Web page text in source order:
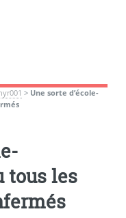
> Une sorte d’école-
tous les